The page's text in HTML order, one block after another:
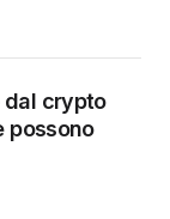
dal crypto
possono